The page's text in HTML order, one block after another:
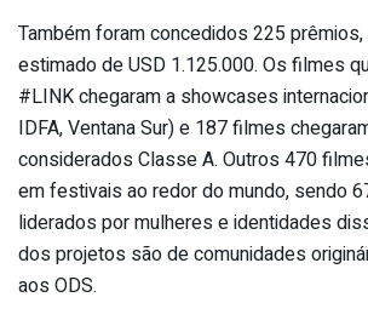
Também foram concedidos 225
estimado de USD 1.125.000. Os filmes
#LINK chegaram a showcases
IDFA, Ventana Sur) e 187 filmes
considerados Classe A. Outros 470
em festivais ao redor do mundo, sendo
liderados por mulheres e identidades
dos projetos são de comunidades
aos ODS.